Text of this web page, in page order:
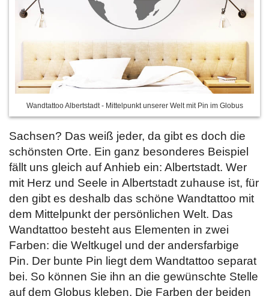
Wandtattoo Albertstadt - Mittelpunkt unserer Welt mit Pin im Globus
Sachsen? Das weiß jeder, da gibt es doch die
schönsten Orte. Ein ganz besonderes Beispiel
fällt uns gleich auf Anhieb ein: Albertstadt. Wer
mit Herz und Seele in Albertstadt zuhause ist, für
den gibt es deshalb das schöne Wandtattoo mit
dem Mittelpunkt der persönlichen Welt. Das
Wandtattoo besteht aus Elementen in zwei
Farben: die Weltkugel und der andersfarbige
Pin. Der bunte Pin liegt dem Wandtattoo separat
bei. So können Sie ihn an die gewünschte Stelle
auf dem Globus kleben. Die Farben der beiden